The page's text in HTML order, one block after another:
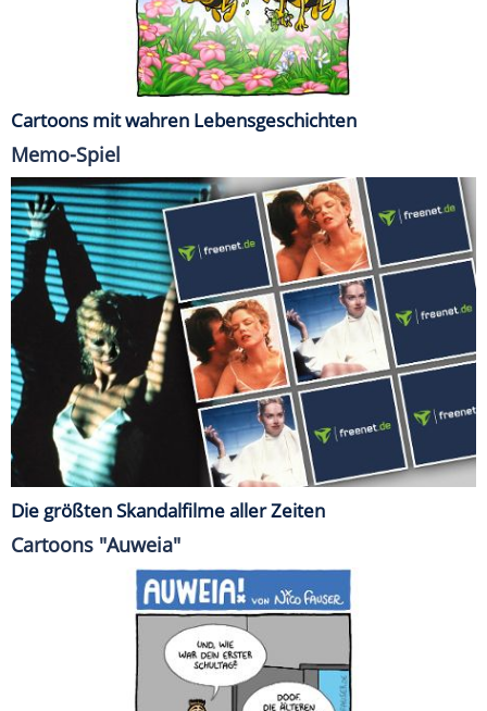
Cartoons mit wahren Lebensgeschichten
Memo-Spiel
Die größten Skandalfilme aller Zeiten
Cartoons "Auweia"